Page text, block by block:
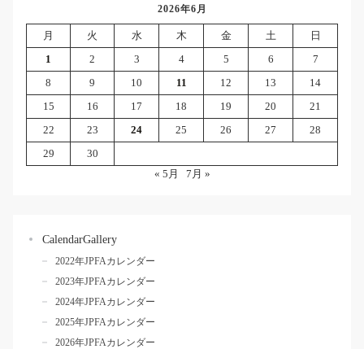
2026年6月
月 火 水 木 金 土
日
1
2 3 4 5 6
7
8
9 10 11 12 13
14
15
16 17 18 19 20
21
22
23 24 25 26 27
28
29
30
« 5月
7月 »
CalendarGallery
2022年JPFAカレンダー
2023年JPFAカレンダー
2024年JPFAカレンダー
2025年JPFAカレンダー
2026年JPFAカレンダー